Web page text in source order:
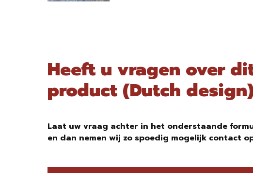
Heeft u vragen over
product (Dutch
Laat uw vraag achter in het onderstaande
en dan nemen wij zo spoedig mogelijk contact